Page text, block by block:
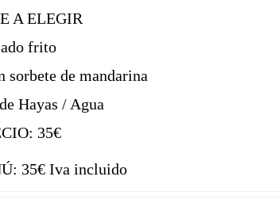
A ELEGIR
frito
sorbete de mandarina
Hayas / Agua
35€
35€ Iva incluido